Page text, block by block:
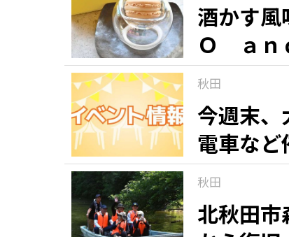
酒かす
Ｏ ａｎ
「マカ
銘菓（９
秋田
今週末
電車な
秋田
北秋田